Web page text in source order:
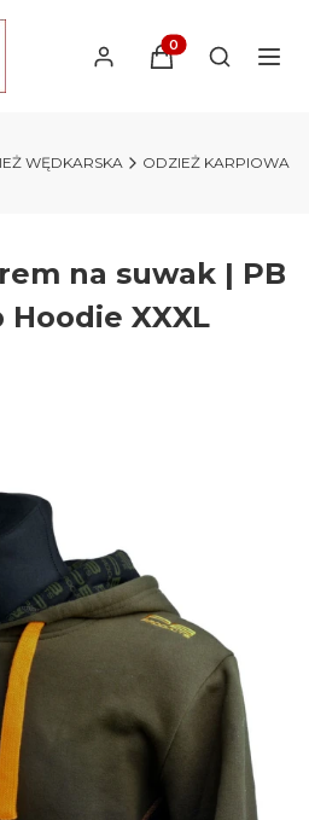
Produkty w
Otwórz
WĘDKARSKA ODZIEŻ KARPIOWA
na suwak | PB
XXXL